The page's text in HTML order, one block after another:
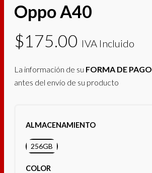
Oppo A40
$175.00 IVA Incluido
La información de su FORMA DE PAGO
antes del envío de su producto
ALMACENAMIENTO
256GB
COLOR